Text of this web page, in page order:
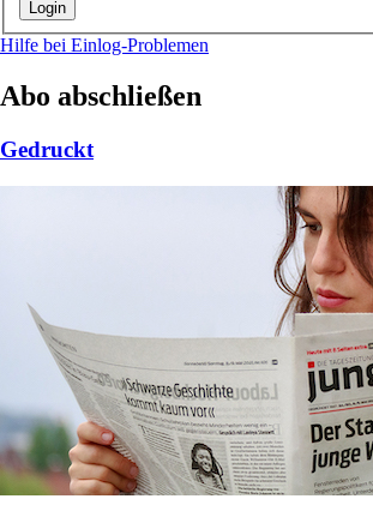
Hilfe bei Einlog-Problemen
Abo abschließen
Gedruckt